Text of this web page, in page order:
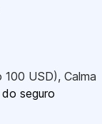
100 USD), Calma
seguro